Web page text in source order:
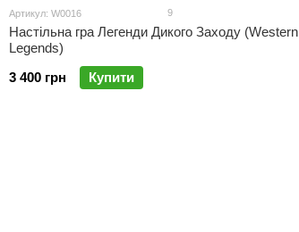
Артикул: W0016 9
Настільна гра Легенди Дикого Заходу (Western
Legends)
3 400 грн
Купити